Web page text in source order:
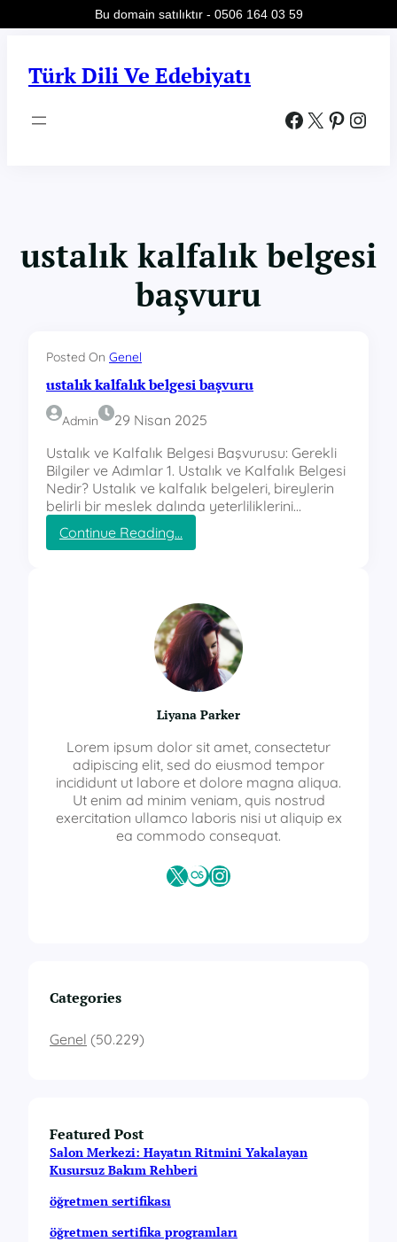
Türk Dili Ve Edebiyatı
Facebook X Pinterest Instagram
ustalık kalfalık belgesi
başvuru
Posted On Genel
ustalık kalfalık belgesi başvuru
Admin
29 Nisan 2025
Ustalık ve Kalfalık Belgesi Başvurusu: Gerekli
Bilgiler ve Adımlar 1. Ustalık ve Kalfalık Belgesi
Nedir? Ustalık ve kalfalık belgeleri, bireylerin
belirli bir meslek dalında yeterliliklerini…
Continue Reading…
u
a
l
ı
k
k
a
l
a
l
ı
k
b
e
g
e
Liyana Parker
Lorem ipsum dolor sit amet, consectetur
adipiscing elit, sed do eiusmod tempor
incididunt ut labore et dolore magna aliqua.
Ut enim ad minim veniam, quis nostrud
exercitation ullamco laboris nisi ut aliquip ex
ea commodo consequat.
X Last.fmInstagram
Categories
Genel (50.229)
Featured Post
Salon Merkezi: Hayatın Ritmini Yakalayan
Kusursuz Bakım Rehberi
öğretmen sertifikası
öğretmen sertifika programları
Bu domain satılıktır - 0506 164 03 59